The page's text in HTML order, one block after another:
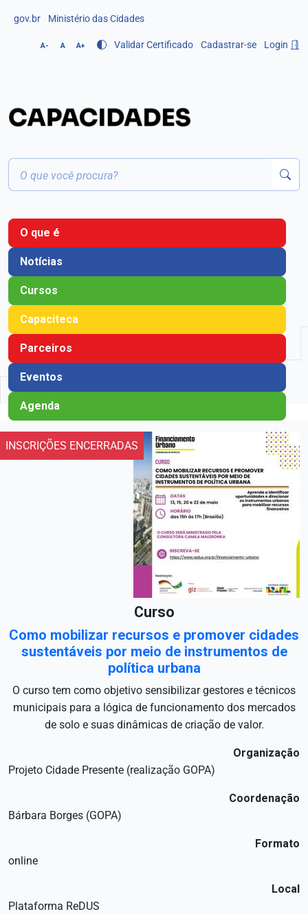
gov.br Ministério das Cidades
A- A A+ Validar Certificado Cadastrar-se Login
O que é
Notícias
Cursos
Capaciteca
Parceiros
Eventos
Agenda
INSCRIÇÕES ENCERRADAS
Curso
Como mobilizar recursos e promover cidades
sustentáveis por meio de instrumentos de
política urbana
O curso tem como objetivo sensibilizar gestores e técnicos
municipais para a lógica de funcionamento dos mercados
de solo e suas dinâmicas de criação de valor.
Organização
Projeto Cidade Presente (realização GOPA)
Coordenação
Bárbara Borges (GOPA)
Formato
online
Local
Plataforma ReDUS